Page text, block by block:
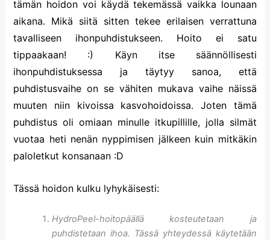
tämän hoidon voi käydä tekemässä vaikka lounaan
aikana. Mikä siitä sitten tekee erilaisen verrattuna
tavalliseen ihonpuhdistukseen. Hoito ei satu
tippaakaan! :) Käyn itse säännöllisesti
ihonpuhdistuksessa ja täytyy sanoa, että
puhdistusvaihe on se vähiten mukava vaihe näissä
muuten niin kivoissa kasvohoidoissa. Joten tämä
puhdistus oli omiaan minulle itkupillille, jolla silmät
vuotaa heti nenän nyppimisen jälkeen kuin mitkäkin
paloletkut konsanaan :D
Tässä hoidon kulku lyhykäisesti:
HydroPeel-hoitopäällä kosteutetaan ja
puhdistetaan ihoa. Tässä yhteydessä käytetään